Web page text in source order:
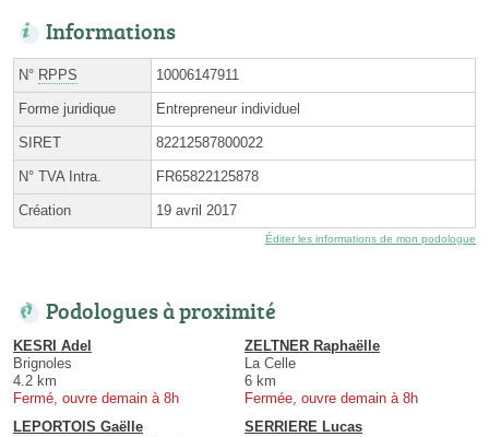
Informations
N° RPPS 10006147911
Forme juridique Entrepreneur individuel
SIRET 82212587800022
N° TVA Intra. FR65822125878
Création 19 avril 2017
Éditer les informations de mon podologue
Podologues à proximité
KESRI Adel
Brignoles
4.2 km
Fermé, ouvre demain à 8h
ZELTNER Raphaëlle
La Celle
6 km
Fermée, ouvre demain à 8h
LEPORTOIS Gaëlle
SERRIERE Lucas